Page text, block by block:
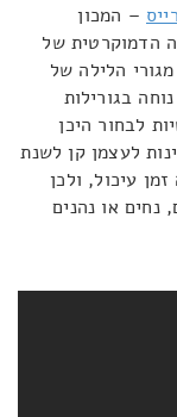
– המכון
הדמוקרטית של
הלילה של
בגורילות
לבחור היכן
לעצמן קן לשנת
עיכול, ולכן
נחים או נהנים